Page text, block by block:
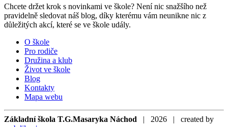
Chcete držet krok s novinkami ve škole? Není nic snažšího než
pravidelně sledovat náš blog, díky kterému vám neunikne nic z
důležitých akcí, které se ve škole udály.
O škole
Pro rodiče
Družina a klub
Život ve škole
Blog
Kontakty
Mapa webu
Základní škola T.G.Masaryka Náchod | 2026 | created by